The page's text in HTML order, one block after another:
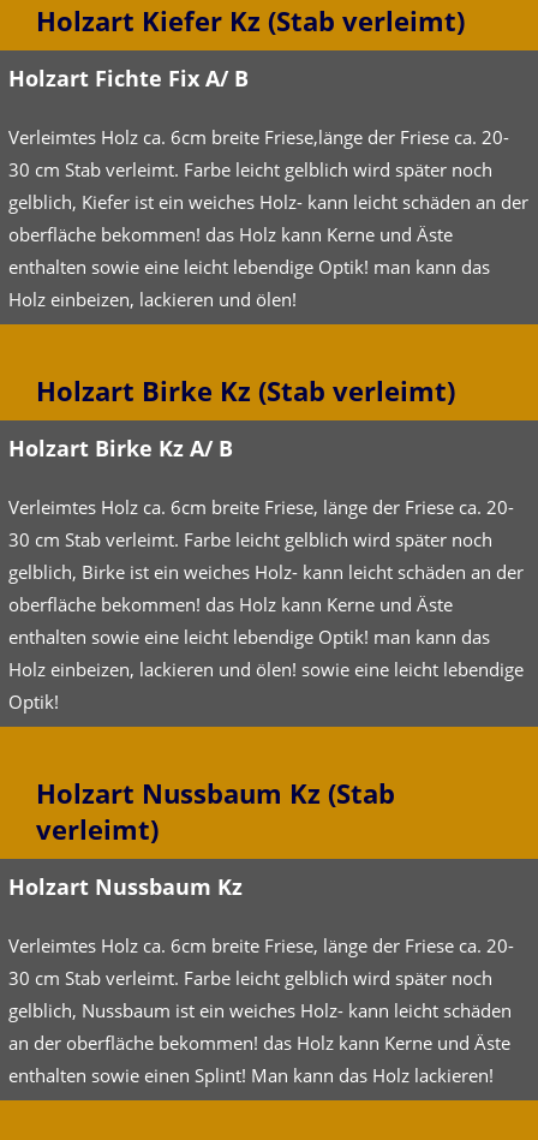
Holzart Kiefer Kz (Stab verleimt)
Holzart Fichte Fix A/ B
Verleimtes Holz ca. 6cm breite Friese,länge der Friese ca. 20-
30 cm Stab verleimt. Farbe leicht gelblich wird später noch
gelblich, Kiefer ist ein weiches Holz- kann leicht schäden an der
oberfläche bekommen! das Holz kann Kerne und Äste
enthalten sowie eine leicht lebendige Optik! man kann das
Holz einbeizen, lackieren und ölen!
Holzart Birke Kz (Stab verleimt)
Holzart Birke Kz A/ B
Verleimtes Holz ca. 6cm breite Friese, länge der Friese ca. 20-
30 cm Stab verleimt. Farbe leicht gelblich wird später noch
gelblich, Birke ist ein weiches Holz- kann leicht schäden an der
oberfläche bekommen! das Holz kann Kerne und Äste
enthalten sowie eine leicht lebendige Optik! man kann das
Holz einbeizen, lackieren und ölen! sowie eine leicht lebendige
Optik!
Holzart Nussbaum Kz (Stab
verleimt)
Holzart Nussbaum Kz
Verleimtes Holz ca. 6cm breite Friese, länge der Friese ca. 20-
30 cm Stab verleimt. Farbe leicht gelblich wird später noch
gelblich, Nussbaum ist ein weiches Holz- kann leicht schäden
an der oberfläche bekommen! das Holz kann Kerne und Äste
enthalten sowie einen Splint! Man kann das Holz lackieren!